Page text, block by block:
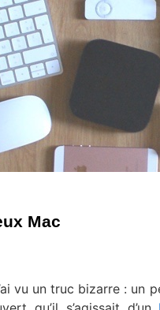
Mac
vu un truc bizarre : un